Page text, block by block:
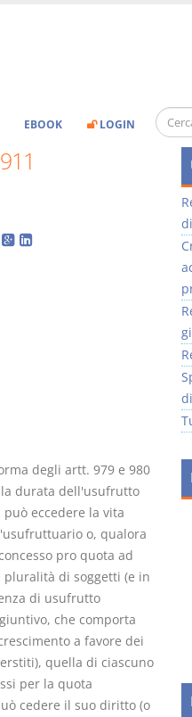
EBOOK LOGIN
degli artt. 979 e 980
la durata dell'usufrutto
può eccedere la vita
o, qualora
pro quota ad
pluralità di soggetti (e in
di usufrutto
che comporta
a favore dei
quella di ciascuno
per la quota
cedere il suo diritto (o
I Singoli Contratti
D. Minussi
Versione ebook€ 5,99
(iva incl.)